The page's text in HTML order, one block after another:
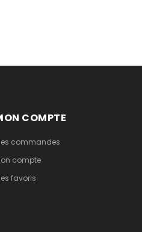
COMPTE
commandes
compte
favoris